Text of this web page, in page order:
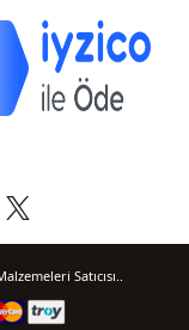
Satıcısı..